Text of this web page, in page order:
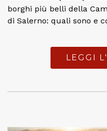
borghi più belli della
di Salerno: quali sono e
LEGGI